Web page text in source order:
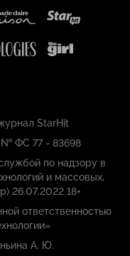
StarHit
№ ФС 77 - 83698
по надзору в
и массовых,
26.07.2022 18+
ответственностью
А. Ю.